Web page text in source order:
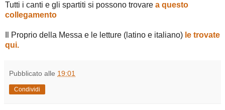
Tutti i canti e gli spartiti si possono trovare a questo
collegamento
Il Proprio della Messa e le letture (latino e italiano) le trovate
qui.
Pubblicato alle 19:01
Condividi